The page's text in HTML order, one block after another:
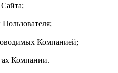
Компанией;
Компании.